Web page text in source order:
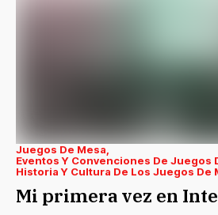
Juegos De Mesa
Eventos Y Convenciones De Juegos
Historia Y Cultura De Los Juegos De
Mi primera vez en